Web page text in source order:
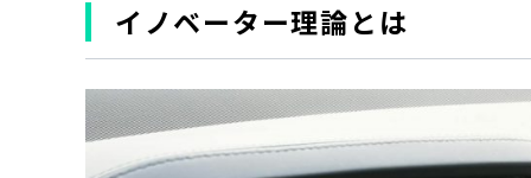
イノベーター理論とは